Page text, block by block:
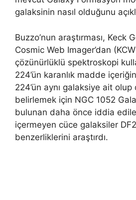
galaksinin nasıl olduğunu
Buzzo’nun araştırması, Keck
Cosmic Web Imager’dan
çözünürlüklü spektroskopi
224’ün karanlık madde
224’ün aynı galaksiye ait olup
belirlemek için NGC 1052
bulunan daha önce iddia
içermeyen cüce galaksiler
benzerliklerini araştırdı.